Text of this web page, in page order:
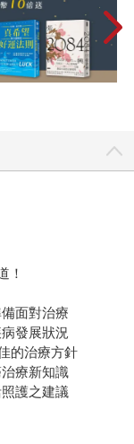
！
面對治療
發展狀況
的治療方針
療新知識
護之建議